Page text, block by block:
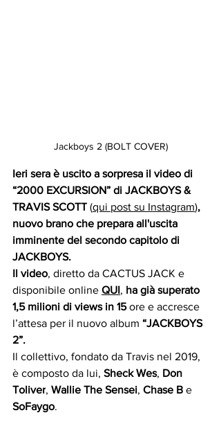
Jackboys 2 (BOLT COVER)
Ieri sera è uscito a sorpresa il video di
“2000 EXCURSION” di JACKBOYS &
TRAVIS SCOTT (qui post su Instagram),
nuovo brano che prepara all'uscita
imminente del secondo capitolo di
JACKBOYS.
Il video, diretto da CACTUS JACK e
disponibile online QUI, ha già superato
1,5 milioni di views in 15 ore e accresce
l’attesa per il nuovo album “JACKBOYS
2”.
Il collettivo, fondato da Travis nel 2019,
è composto da lui, Sheck Wes, Don
Toliver, Wallie The Sensei, Chase B e
SoFaygo.